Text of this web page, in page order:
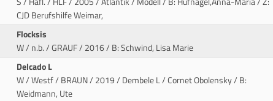
CJD Berufshilfe Weimar,
Flocksis
W / n.b. / GRAUF / 2016/ B: Schwind, Lisa Marie
Delcado L
W / Westf / BRAUN / 2019 / Dembele L / Cornet Obolensky/ B:
Weidmann, Ute